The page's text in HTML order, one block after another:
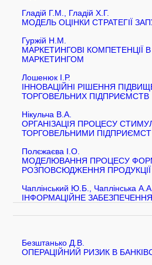
Гладій Г.М., Гладій Х.Г.
МОДЕЛЬ ОЦІНКИ СТРАТЕГІЇ
Гуржій Н.М.
МАРКЕТИНГОВІ КОМПЕТЕНЦІЇ
МАРКЕТИНГОМ
Лошенюк І.Р.
ІННОВАЦІЙНІ РІШЕННЯ
ТОРГОВЕЛЬНИХ ПІДПРИЄМСТВ
Нікульча В.А.
ОРГАНІЗАЦІЯ ПРОЦЕСУ
ТОРГОВЕЛЬНИМИ
Полєжаєва І.О.
МОДЕЛЮВАННЯ ПРОЦЕСУ
РОЗПОВСЮДЖЕННЯ
Чаплінський Ю.Б., Чаплінська
ІНФОРМАЦІЙНЕ
Безштанько Д.В.
ОПЕРАЦІЙНИЙ РИЗИК В